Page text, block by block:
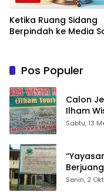
Ketika Ruang Sidang
Berpindah ke Media
Pos Populer
Calon
Ilham
Sabtu, 13
Bangsa
Senin, 2